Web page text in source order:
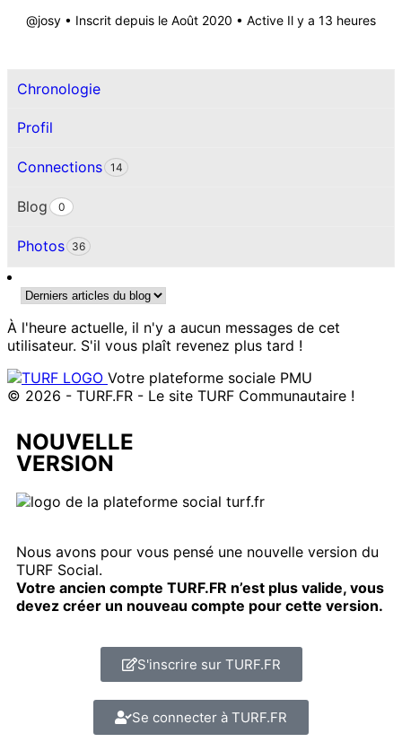
@josy • Inscrit depuis le Août 2020 • Active Il y a 13 heures
Chronologie
Profil
Connections 14
Blog 0
Photos 36
À l'heure actuelle, il n'y a aucun messages de cet
utilisateur. S'il vous plaît revenez plus tard !
Votre plateforme sociale PMU
© 2026 - TURF.FR - Le site TURF Communautaire !
NOUVELLE
VERSION
Nous avons pour vous pensé une nouvelle version du
TURF Social.
Votre ancien compte TURF.FR n’est plus valide, vous
devez créer un nouveau compte pour cette version.
S'inscrire sur TURF.FR
Se connecter à TURF.FR